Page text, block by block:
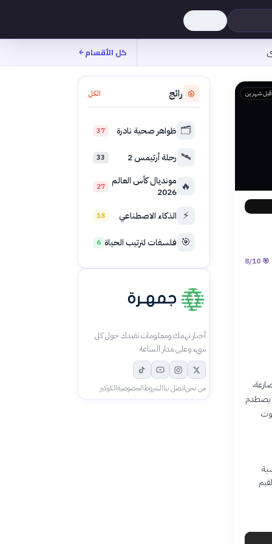
كل الأقسام
قبل شهرين
🎯
8/10
يصطدم
رائج الكل
🗂️ ظواهر صحية نادرة 37
🛰️ رحلة أرتيمس 2 33
🔥 مونديال كأس العالم
2026
27
⚡ الذكاء الاصطناعي 18
🎯 فلسفات لترتيب الحياة 6
أخبار تهمك ومعلومات تفيدك حول كل
شيء وعلى مدار الساعة
من نحناتصل بناالشروطالخصوصيةالكوكيز